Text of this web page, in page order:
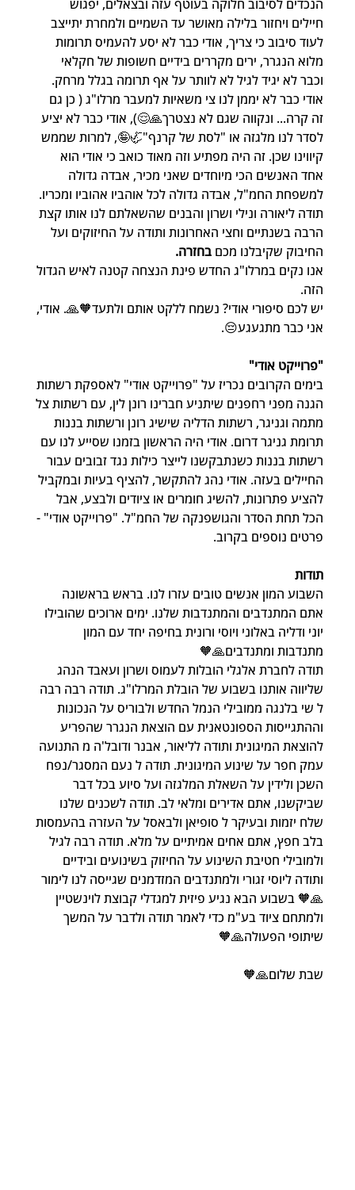
הנכדים לסיבוב חלוקה בעוטף עזה ובצאלים, יפגוש
חיילים ויחזור בלילה מאושר עד השמיים ולמחרת יתייצב
לעוד סיבוב כי צריך, אודי כבר לא יסע להעמיס תרומות
מלוא הנגרר, ירים מקררים בידיים חשופות של חקלאי
וכבר לא יגיד לגיל לא לוותר על אף תרומה בגלל מרחק.
אודי כבר לא יממן לנו צי משאיות למעבר מרלו"ג ( כן גם
זה קרה... ונקווה שגם לא נצטרך🙏😌), אודי כבר לא יציע
לסדר לנו מלגזה או "לסת של קרנף"🦏🤪, למרות שממש
קיווינו שכן. זה היה מפתיע וזה מאוד כואב כי אודי הוא
אחד האנשים הכי מיוחדים שאני מכיר, אבדה גדולה
למשפחת החמ"ל, אבדה גדולה לכל אוהביו אהוביו ומכריו.
תודה ליאורה ונילי ושרון והבנים שהשאלתם לנו אותו קצת
הרבה בשנתיים וחצי האחרונות ותודה על החיזוקים ועל
החיבוק שקיבלנו מכם בחזרה.
אנו נקים במרלו"ג החדש פינת הנצחה קטנה לאיש הגדול
הזה.
יש לכם סיפורי אודי? נשמח ללקט אותם ולתעד🧡🙏. אודי,
אני כבר מתגעגע😔.
"פרוייקט אודי"
בימים הקרובים נכריז על "פרוייקט אודי" לאספקת רשתות
הגנה מפני רחפנים שיתניע חברינו רונן לין, עם רשתות צל
מתמה וגניגר, רשתות הדליה שישיג רונן ורשתות בננות
תרומת גניגר דרום. אודי היה הראשון בזמנו שסייע לנו עם
רשתות בננות כשנתבקשנו לייצר כילות נגד זבובים עבור
החיילים בעזה. אודי נהג להתקשר, להציף בעיות ובמקביל
להציע פתרונות, להשיג חומרים או ציודים ולבצע, אבל
הכל תחת הסדר והגושפנקה של החמ"ל. "פרוייקט אודי" -
פרטים נוספים בקרוב.
תודות
השבוע המון אנשים טובים עזרו לנו. בראש בראשונה
אתם המתנדבים והמתנדבות שלנו. ימים ארוכים שהובילו
יוני ודליה באלוני ויוסי ורונית בחיפה יחד עם המון
מתנדבות ומתנדבים🙏🧡
תודה לחברת אלגלי הובלות לעמוס ושרון ועאבד הנהג
שליווה אותנו בשבוע של הובלת המרלו"ג. תודה רבה רבה
ל שי בלנגה ממובילי הנמל החדש ולבוריס על הנכונות
וההתגייסות הספונטאנית עם הוצאת הנגרר שהפריע
להוצאת המיגונית ותודה לליאור, אבנר ודובל'ה מ התנועה
עמק חפר על שינוע המיגונית. תודה ל נעם המסגר/נפח
השכן ולידין על השאלת המלגזה ועל סיוע בכל דבר
שביקשנו, אתם אדירים ומלאי לב. תודה לשכנים שלנו
שלח יזמות ובעיקר ל סופיאן ולבאסל על העזרה בהעמסות
בלב חפץ, אתם אחים אמיתיים על מלא. תודה רבה לגיל
ולמובילי חטיבת השינוע על החיזוק בשינועים ובידיים
ותודה ליוסי זגורי ולמתנדבים המזדמנים שגייסה לנו לימור
🙏🧡 בשבוע הבא נגיע פיזית למגדלי קבוצת לוינשטיין
ולמתחם ציוד בע"מ כדי לאמר תודה ולדבר על המשך
שיתופי הפעולה🙏🧡
שבת שלום🙏🧡